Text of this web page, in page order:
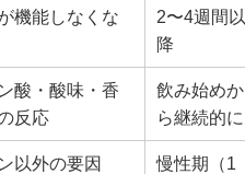
機能しなくな
2〜4週間以
降
酸・酸味・香
反応
飲み始めか
ら継続的に
以外の要因
慢性期（1